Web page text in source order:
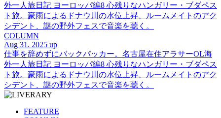
外一人旅日記 ヨーロッパ編8 心残りなハンガリー・ブダペス
ト旅。豪雨によるドナウ川の水位上昇、ルームメイトのアク
シデント、謎の野外フェスで音楽を聴く。
COLUMN
Aug 31. 2025 up
仕事を辞めずにバックパッカー。名古屋在住アラサーOL海
外一人旅日記 ヨーロッパ編8 心残りなハンガリー・ブダペス
ト旅。豪雨によるドナウ川の水位上昇、ルームメイトのアク
シデント、謎の野外フェスで音楽を聴く。
FEATURE